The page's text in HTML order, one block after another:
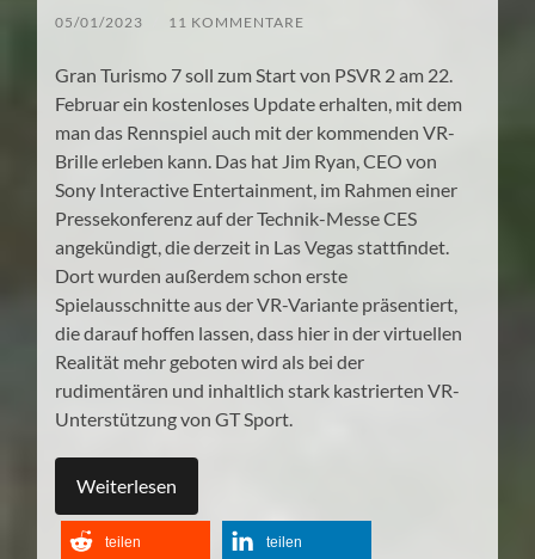
05/01/2023 11 KOMMENTARE
Gran Turismo 7 soll zum Start von PSVR 2 am 22.
Februar ein kostenloses Update erhalten, mit dem
man das Rennspiel auch mit der kommenden VR-
Brille erleben kann. Das hat Jim Ryan, CEO von
Sony Interactive Entertainment, im Rahmen einer
Pressekonferenz auf der Technik-Messe CES
angekündigt, die derzeit in Las Vegas stattfindet.
Dort wurden außerdem schon erste
Spielausschnitte aus der VR-Variante präsentiert,
die darauf hoffen lassen, dass hier in der virtuellen
Realität mehr geboten wird als bei der
rudimentären und inhaltlich stark kastrierten VR-
Unterstützung von GT Sport.
Weiterlesen
teilen teilen